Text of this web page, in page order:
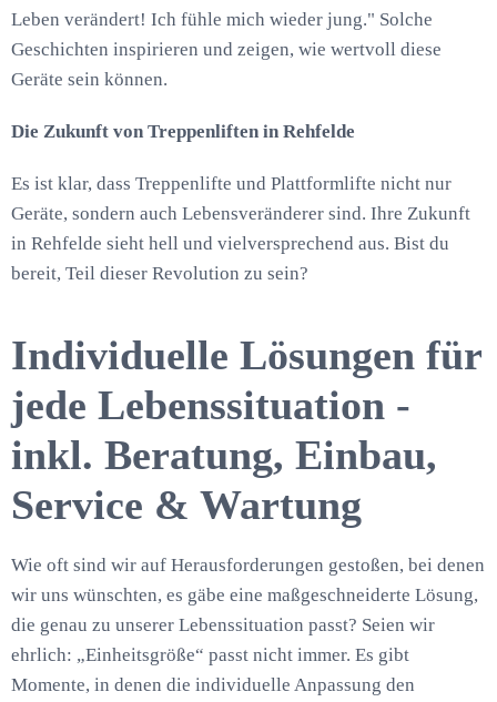
Leben verändert! Ich fühle mich wieder jung." Solche
Geschichten inspirieren und zeigen, wie wertvoll diese
Geräte sein können.
Die Zukunft von Treppenliften in Rehfelde
Es ist klar, dass Treppenlifte und Plattformlifte nicht nur
Geräte, sondern auch Lebensveränderer sind. Ihre Zukunft
in Rehfelde sieht hell und vielversprechend aus. Bist du
bereit, Teil dieser Revolution zu sein?
Individuelle Lösungen für
jede Lebenssituation -
inkl. Beratung, Einbau,
Service & Wartung
Wie oft sind wir auf Herausforderungen gestoßen, bei denen
wir uns wünschten, es gäbe eine maßgeschneiderte Lösung,
die genau zu unserer Lebenssituation passt? Seien wir
ehrlich: „Einheitsgröße“ passt nicht immer. Es gibt
Momente, in denen die individuelle Anpassung den